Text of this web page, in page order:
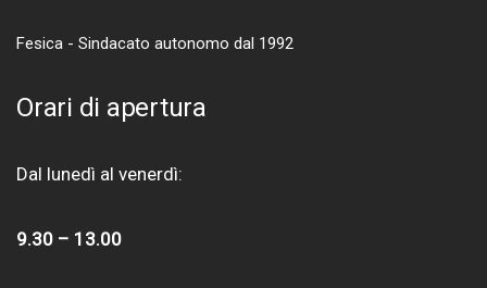
Fesica - Sindacato autonomo dal 1992
Orari di apertura
Dal lunedì al venerdì:
9.30 – 13.00